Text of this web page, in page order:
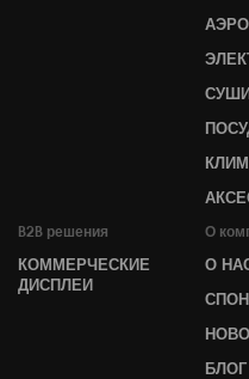
B2B решения
КОММЕРЧЕСКИЕ
ДИСПЛЕИ
О
О
БЛОГ